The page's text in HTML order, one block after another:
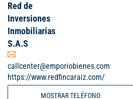
Red de
Inversiones
Inmobiliarias
S.A.S
callcenter@emporiobienes.com
https://www.redfincaraiz.com/
MOSTRAR TELÉFONO